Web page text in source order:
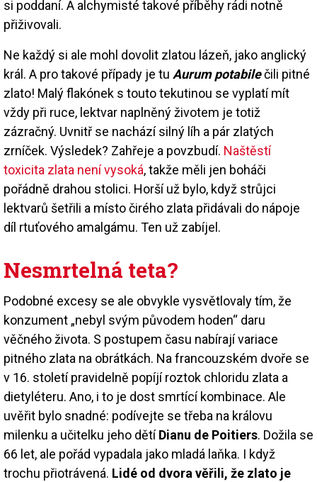
si poddaní. A alchymisté takové příběhy rádi notně
přiživovali.
Ne každý si ale mohl dovolit zlatou lázeň, jako anglický
král. A pro takové případy je tu Aurum potabilečili pitné
zlato! Malý flakónek s touto tekutinou se vyplatí mít
vždy při ruce, lektvar naplněný životem je totiž
zázračný. Uvnitř se nachází silný líh a pár zlatých
zrníček. Výsledek? Zahřeje a povzbudí. Naštěstí
toxicita zlata není vysoká, takže měli jen boháči
pořádně drahou stolici. Horší už bylo, když strůjci
lektvarů šetřili a místo čirého zlata přidávali do nápoje
díl rtuťového amalgámu. Ten už zabíjel.
Nesmrtelná teta?
Podobné excesy se ale obvykle vysvětlovaly tím, že
konzument „nebyl svým původem hoden“ daru
věčného života. S postupem času nabírají variace
pitného zlata na obrátkách. Na francouzském dvoře se
v 16. století pravidelně popíjí roztok chloridu zlata a
dietyléteru. Ano, i to je dost smrtící kombinace. Ale
uvěřit bylo snadné: podívejte se třeba na královu
milenku a učitelku jeho dětíDianu de Poitiers. Dožila se
66 let, ale pořád vypadala jako mladá laňka. I když
trochu přiotrávená. Lidé od dvora věřili, že zlato je